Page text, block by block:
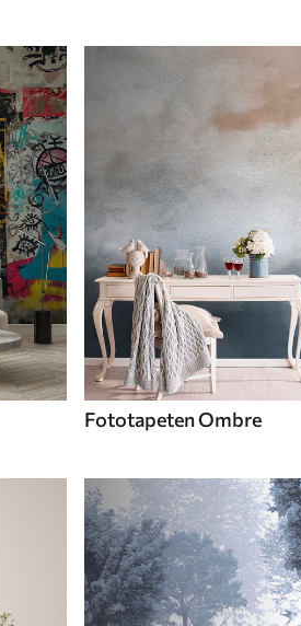
Fototapeten Ombre